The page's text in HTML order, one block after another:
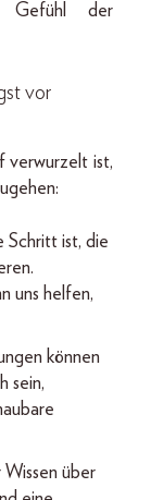
Gefühl der
vor
verwurzelt ist,
Schritt ist, die
uns helfen,
können
sein,
über